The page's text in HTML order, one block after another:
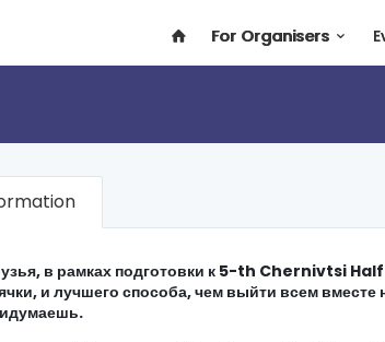
For Organisers
в рамках подготовки к 5-th Chernivtsi
и лучшего способа, чем выйти всем